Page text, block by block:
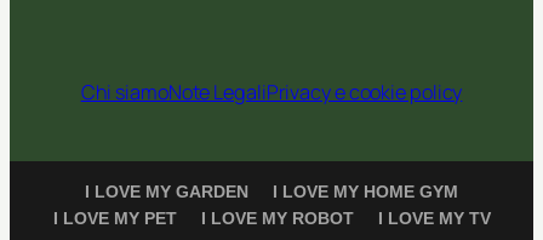
Chi siamoNote LegaliPrivacy e cookie policy
I LOVE MY GARDEN
I LOVE MY HOME GYM
I LOVE MY PET
I LOVE MY ROBOT I LOVE MY TV